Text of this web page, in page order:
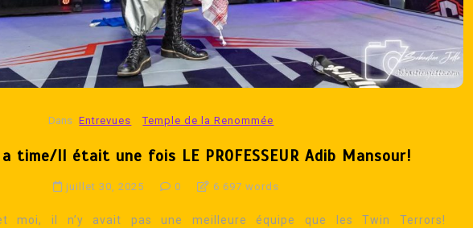
Dans Entrevues Temple de la Renommée
a time/Il était une fois LE PROFESSEUR Adib Mansour!
juillet 30, 2025 0 6 697 words
moi, il n’y avait pas une meilleure équipe que les Twin Terrors!
match pour Speedball à
2026 0 902 words
Produit présente De la Grosse
Crisse de Bataille
juillet 31, 2026 0 1 395 word